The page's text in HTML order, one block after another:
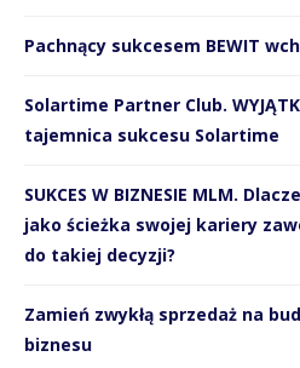
Pachnący sukcesem BEWIT
Solartime Partner Club.
tajemnica sukcesu Solartime
SUKCES W BIZNESIE MLM.
jako ścieżka swojej kariery
do takiej decyzji?
Zamień zwykłą sprzedaż na
biznesu